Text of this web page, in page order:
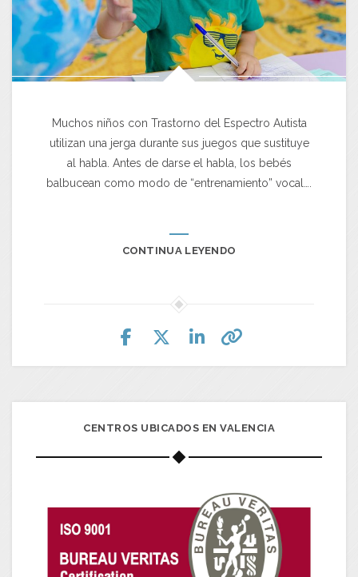
Muchos niños con Trastorno del Espectro Autista
utilizan una jerga durante sus juegos que sustituye
al habla. Antes de darse el habla, los bebés
balbucean como modo de “entrenamiento” vocal….
CONTINUA LEYENDO
CENTROS UBICADOS EN VALENCIA